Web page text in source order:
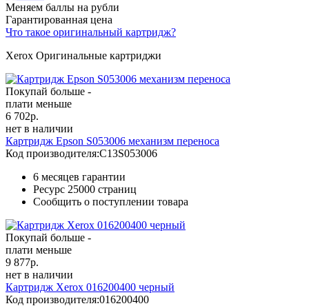
Меняем баллы на рубли
Гарантированная цена
Что такое оригинальный картридж?
Xerox Оригинальные картриджи
Покупай больше -
плати меньше
6 702р.
нет в наличии
Картридж Epson S053006 механизм переноса
Код производителя:C13S053006
6 месяцев гарантии
Ресурс 25000 страниц
Сообщить о поступлении товара
Покупай больше -
плати меньше
9 877р.
нет в наличии
Картридж Xerox 016200400 черный
Код производителя:016200400